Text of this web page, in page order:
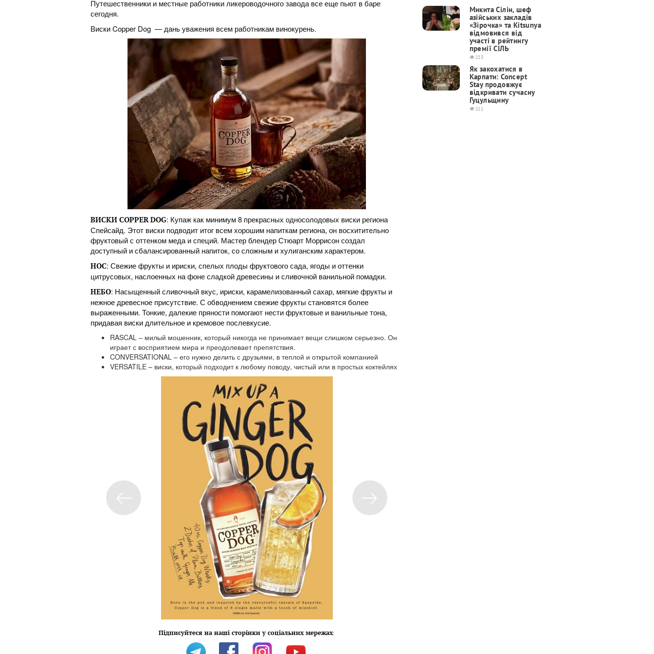
Путешественники и местные работники ликероводочного завода все еще пьют в баре
сегодня.
Виски Copper Dog — дань уважения всем работникам винокурень.
ВИСКИ COPPERDOG: Купаж как минимум 8 прекрасных односолодовых виски региона
Спейсайд. Этот виски подводит итог всем хорошим напиткам региона, он восхитительно
фруктовый с оттенком меда и специй. Мастер блендер Стюарт Моррисон создал
доступный и сбалансированный напиток, со сложным и хулиганским характером.
НОС: Свежие фрукты и ириски, спелых плоды фруктового сада, ягоды и оттенки
цитрусовых, наслоенных на фоне сладкой древесины и сливочной ванильной помадки.
НЕБО: Насыщенный сливочный вкус, ириски, карамелизованный сахар, мягкие фрукты и
нежное древесное присутствие. С обводнением свежие фрукты становятся более
выраженными. Тонкие, далекие пряности помогают нести фруктовые и ванильные тона,
придавая виски длительное и кремовое послевкусие.
RASCAL – милый мошенник, который никогда не принимает вещи слишком серьезно. Он
играет с восприятием мира и преодолевает препятствия.
CONVERSATIONAL – его нужно делить с друзьями, в теплой и открытой компанией
VERSATILE – виски, который подходит к любому поводу, чистый или в простых коктейлях
Підписуйтеся на наші сторінки у соціальних мережах:
Микита Сілін, шеф
азійських закладів
«Зірочка» та Kitsunya
відмовився від
участі в рейтингу
премії СІЛЬ
223
Як закохатися в
Карпати: Concept
Stay продовжує
відкривати сучасну
Гуцульщину
211